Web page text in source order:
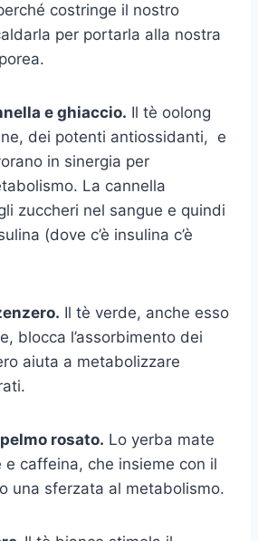
costringe il nostro
per portarla alla nostra
e ghiaccio. Il tè oolong
dei potenti antiossidanti, e
in sinergia per
La cannella
zuccheri nel sangue e quindi
(dove c’è insulina c’è
Il tè verde, anche esso
blocca l’assorbimento dei
aiuta a metabolizzare
rosato. Lo yerba mate
e caffeina, che insieme con il
una sferzata al metabolismo.